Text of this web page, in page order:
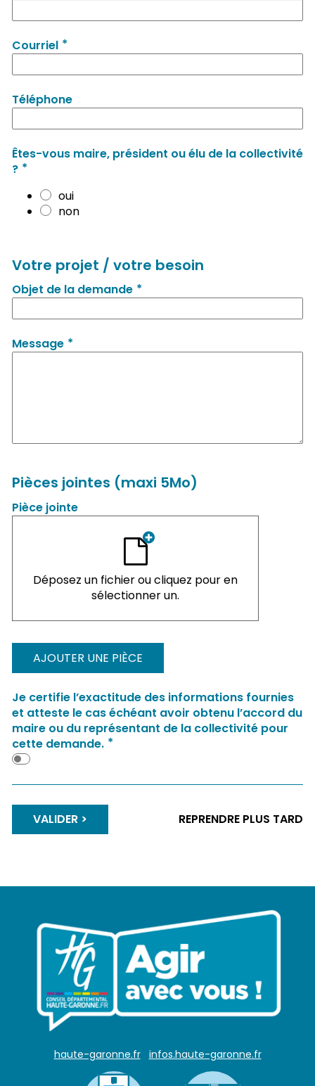
Courriel *
Téléphone
Êtes-vous maire, président ou élu de la collectivité
? *
oui
non
Votre projet / votre besoin
Objet de la demande *
Message *
Pièces jointes (maxi 5Mo)
Pièce jointe
Déposez un fichier ou cliquez pour en
sélectionner un.
AJOUTER UNE PIÈCE
Je certifie l’exactitude des informations fournies
et atteste le cas échéant avoir obtenu l’accord du
maire ou du représentant de la collectivité pour
cette demande. *
VALIDER REPRENDRE PLUS TARD
haute-garonne.fr infos.haute-garonne.fr